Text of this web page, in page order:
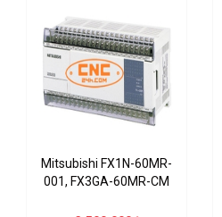
Mitsubishi FX1N-60MR-
001, FX3GA-60MR-CM